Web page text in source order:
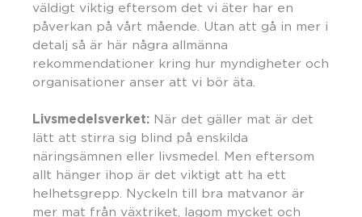
väldigt viktig eftersom det vi äter har en
påverkan på vårt mående. Utan att gå in mer i
detalj så är här några allmänna
rekommendationer kring hur myndigheter och
organisationer anser att vi bör äta.
Livsmedelsverket: När det gäller mat är det
lätt att stirra sig blind på enskilda
näringsämnen eller livsmedel. Men eftersom
allt hänger ihop är det viktigt att ha ett
helhetsgrepp. Nyckeln till bra matvanor är
mer mat från växtriket, lagom mycket och